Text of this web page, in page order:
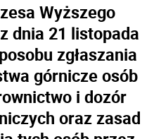
Wyższego
dnia 21 listopada
zgłaszania
górnicze osób
i dozór
oraz zasad